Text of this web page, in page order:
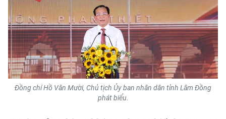
Đồng chí Hồ Văn Mười, Chủ tịch Ủy ban nhân dân tỉnh Lâm Đồng
phát biểu.